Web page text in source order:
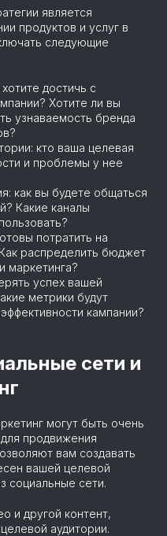
является
продуктов и услуг в
следующие
достичь с
Хотите ли вы
узнаваемость бренда
кто ваша целевая
и проблемы у нее
как вы будете общаться
Какие каналы
потратить на
распределить бюджет
маркетинга?
успех вашей
метрики будут
кампании?
сети и
могут быть очень
продвижения
вам создавать
вашей целевой
социальные сети.
и другой контент,
аудитории.